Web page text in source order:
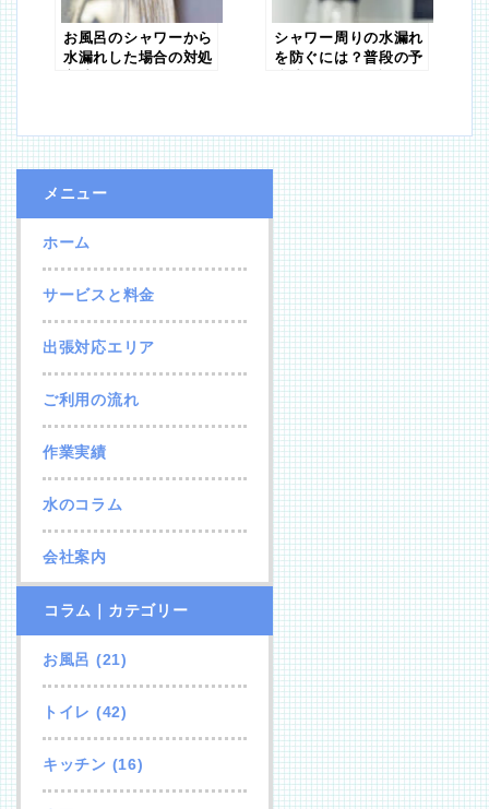
お風呂のシャワーから
水漏れした場合の対処
シャワー周りの水漏れ
を防ぐには？普段の予
メニュー
ホーム
サービスと料金
出張対応エリア
ご利用の流れ
作業実績
水のコラム
会社案内
コラム｜カテゴリー
お風呂 (21)
トイレ (42)
キッチン (16)